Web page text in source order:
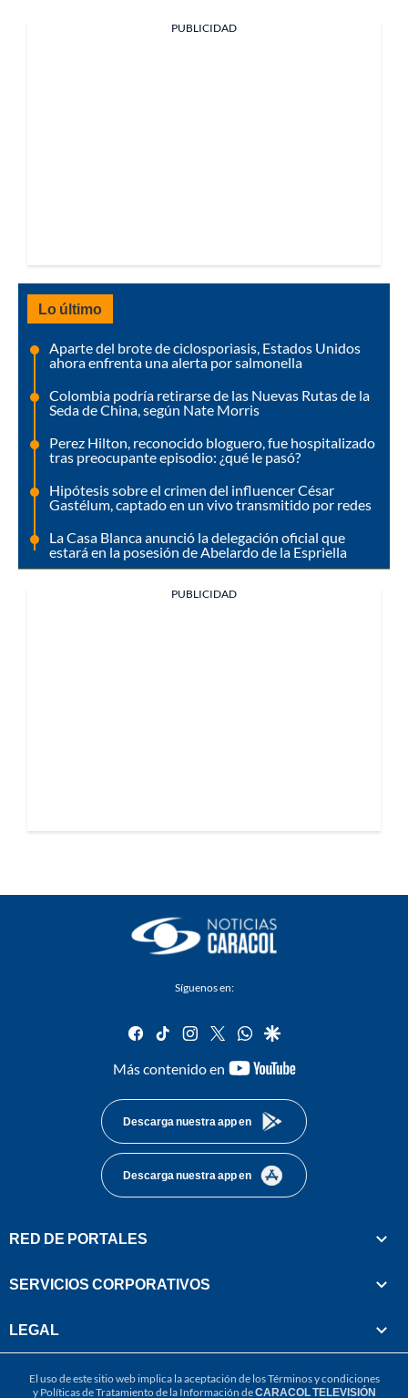
PUBLICIDAD
Lo último
Aparte del brote de ciclosporiasis, Estados Unidos
ahora enfrenta una alerta por salmonella
Colombia podría retirarse de las Nuevas Rutas de la
Seda de China, según Nate Morris
Perez Hilton, reconocido bloguero, fue hospitalizado
tras preocupante episodio: ¿qué le pasó?
Hipótesis sobre el crimen del influencer César
Gastélum, captado en un vivo transmitido por redes
La Casa Blanca anunció la delegación oficial que
estará en la posesión de Abelardo de la Espriella
PUBLICIDAD
Síguenos en:
facebook
tiktok instagram
twitterwhatsapp
google
Más contenido en
youtube-
Descarga nuestra app en
Descarga nuestra app en
RED DE PORTALES
SERVICIOS CORPORATIVOS
LEGAL
El uso de este sitio web implica la aceptación de losTérminos y condiciones
y Políticas de Tratamiento de la Información deCARACOL TELEVISIÓN